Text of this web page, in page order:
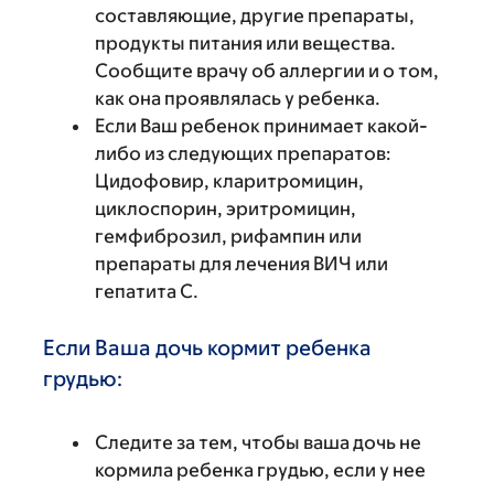
составляющие, другие препараты,
продукты питания или вещества.
Сообщите врачу об аллергии и о том,
как она проявлялась у ребенка.
Если Ваш ребенок принимает какой-
либо из следующих препаратов:
Цидофовир, кларитромицин,
циклоспорин, эритромицин,
гемфиброзил, рифампин или
препараты для лечения ВИЧ или
гепатита С.
Если Ваша дочь кормит ребенка
грудью:
Следите за тем, чтобы ваша дочь не
кормила ребенка грудью, если у нее